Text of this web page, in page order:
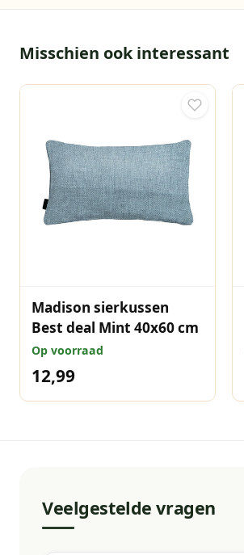
Misschien ook interessant
Madison sierkussen
Best deal Mint 40x60 cm
Op voorraad
12,99
Veelgestelde vragen